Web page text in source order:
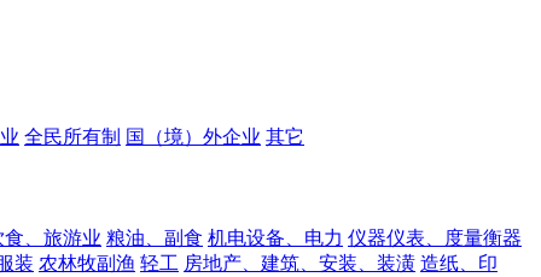
全民所有制 国（境）外企业 其它
食、旅游业 粮油、副食 机电设备、电力 仪器仪表、度量衡器
装 农林牧副渔 轻工 房地产、建筑、安装、装潢 造纸、印